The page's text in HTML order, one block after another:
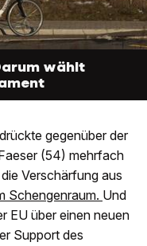
wählt
gegenüber der
(54) mehrfach
Verschärfung aus
Schengenraum. Und
EU über einen neuen
Support des